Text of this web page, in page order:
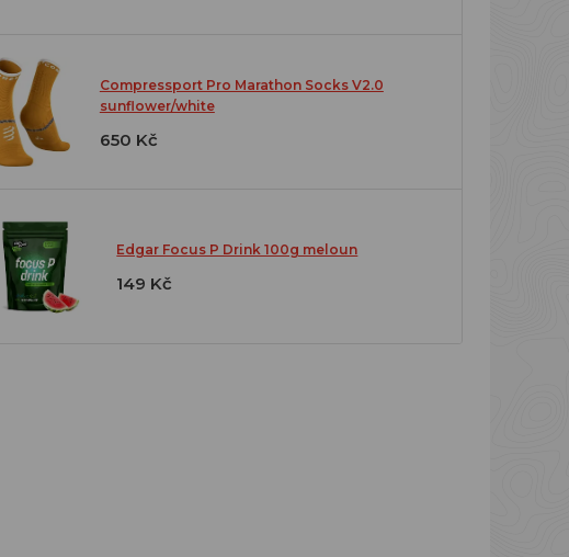
Compressport Pro Marathon Socks V2.0
sunflower/white
650 Kč
Edgar Focus P Drink 100g meloun
149 Kč